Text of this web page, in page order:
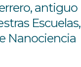
antiguo
Escuelas,
Nanociencia